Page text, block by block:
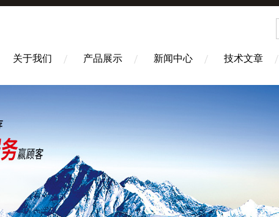
关于我们 产品展示 新闻中心 技术文章